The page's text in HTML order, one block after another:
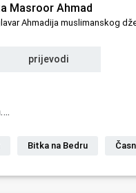
Masroor Ahmad
Ahmadija muslimanskog
prijevodi
Bitka na Bedru